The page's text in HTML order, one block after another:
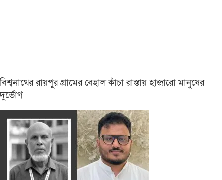
বিশ্বনাথের রায়পুর গ্রামের বেহাল কাঁচা রাস্তায় হাজারো মানুষের
দুর্ভোগ